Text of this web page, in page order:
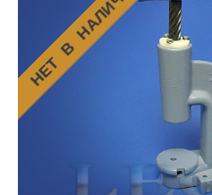
НЕТ В НАЛИЧИИ